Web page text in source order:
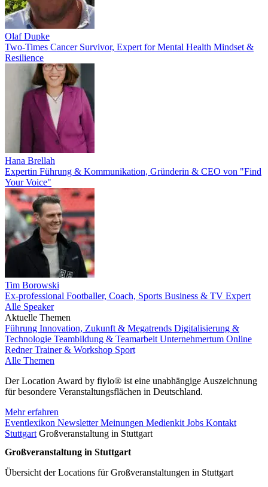
Olaf Dupke
Two-Times Cancer Survivor, Expert for Mental Health Mindset &
Resilience
Hana Brellah
Expertin Führung & Kommunikation, Gründerin & CEO von "Find
Your Voice"
Tim Borowski
Ex-professional Footballer, Coach, Sports Business & TV Expert
Alle Speaker
Aktuelle Themen
Führung Innovation, Zukunft & Megatrends Digitalisierung &
Technologie Teambildung & Teamarbeit Unternehmertum Online
RednerTrainer & Workshop Sport
Alle Themen
Der Location Award by fiylo® ist eine unabhängige Auszeichnung
für besondere Veranstaltungsflächen in Deutschland.
Mehr erfahren
Eventlexikon NewsletterMeinungen Medienkit Jobs Kontakt
Stuttgart Großveranstaltung in Stuttgart
Großveranstaltung in Stuttgart
Übersicht der Locations für Großveranstaltungen in Stuttgart